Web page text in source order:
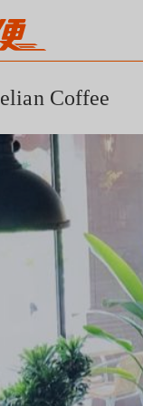
Coffee